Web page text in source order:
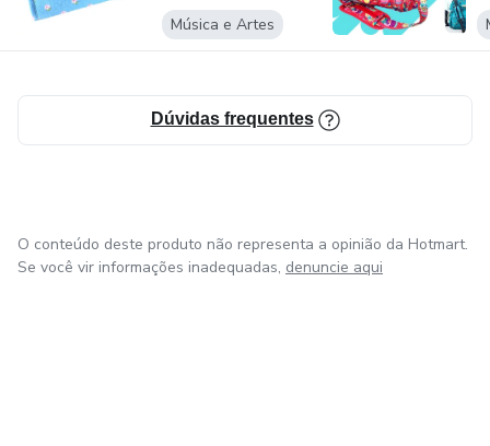
Música e Artes
Dúvidas frequentes
O conteúdo deste produto não representa a opinião da Hotmart.
Se você vir informações inadequadas, denuncie aqui